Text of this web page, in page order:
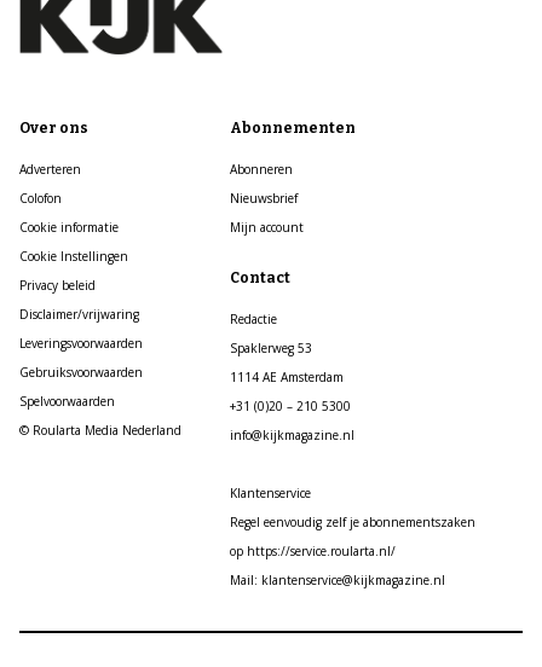
Over ons
Adverteren
Colofon
Cookie informatie
Cookie Instellingen
Privacy beleid
Disclaimer/vrijwaring
Leveringsvoorwaarden
Gebruiksvoorwaarden
Spelvoorwaarden
© Roularta Media Nederland
Abonnementen
Abonneren
Nieuwsbrief
Mijn account
Contact
Redactie
Spaklerweg 53
1114 AE Amsterdam
+31 (0)20 – 210 5300
info@kijkmagazine.nl
Klantenservice
Regel eenvoudig zelf je abonnementszaken
op https://service.roularta.nl/
Mail: klantenservice@kijkmagazine.nl